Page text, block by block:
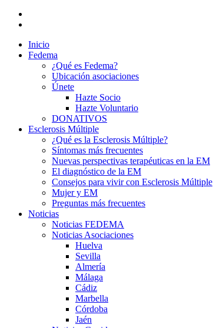
Inicio
Fedema
¿Qué es Fedema?
Ubicación asociaciones
Únete
Hazte Socio
Hazte Voluntario
DONATIVOS
Esclerosis Múltiple
¿Qué es la Esclerosis Múltiple?
Síntomas más frecuentes
Nuevas perspectivas terapéuticas en la EM
El diagnóstico de la EM
Consejos para vivir con Esclerosis Múltiple
Mujer y EM
Preguntas más frecuentes
Noticias
Noticias FEDEMA
Noticias Asociaciones
Huelva
Sevilla
Almería
Málaga
Cádiz
Marbella
Córdoba
Jaén